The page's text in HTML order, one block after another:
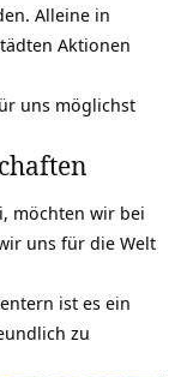
Alleine in
Aktionen
uns möglichst
möchten wir bei
uns für die Welt
ist es ein
zu